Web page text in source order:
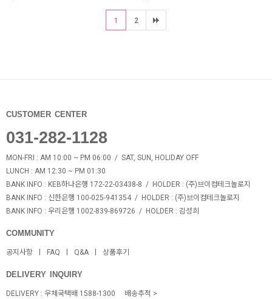
1 2
CUSTOMER CENTER
031-282-1128
MON-FRI : AM 10:00 ~ PM 06:00 / SAT, SUN, HOLIDAY OFF
LUNCH : AM 12:30 ~ PM 01:30
BANK INFO : KEB하나은행 172-22-03438-8 / HOLDER : (주)브이컴테크놀로지
BANK INFO : 신한은행 100-025-941354 / HOLDER : (주)브이컴테크놀로지
BANK INFO : 우리은행 1002-839-869726 / HOLDER : 김성희
COMMUNITY
공지사항 FAQ Q&A 상품후기
DELIVERY INQUIRY
DELIVERY : 우체국택배 1588-1300 배송추적